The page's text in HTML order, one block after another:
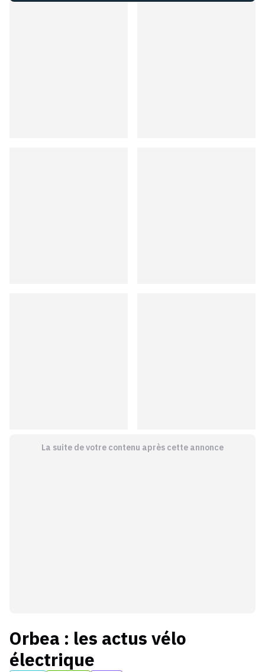
La suite de votre contenu après cette annonce
Orbea : les actus vélo
électrique